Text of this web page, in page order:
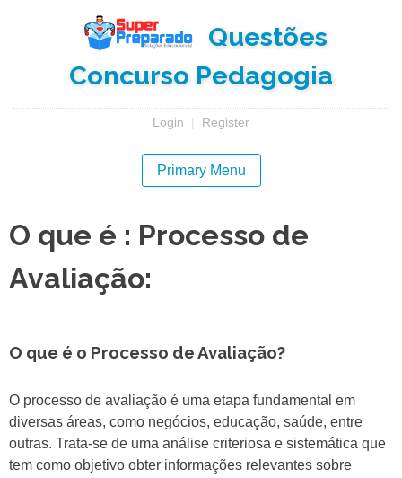
Questões
Concurso Pedagogia
Login | Register
Primary Menu
O que é : Processo de
Avaliação:
O que é o Processo de Avaliação?
O processo de avaliação é uma etapa fundamental em
diversas áreas, como negócios, educação, saúde, entre
outras. Trata-se de uma análise criteriosa e sistemática que
tem como objetivo obter informações relevantes sobre